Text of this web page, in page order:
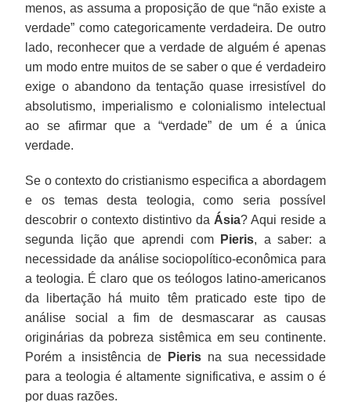
menos, as assuma a proposição de que “não existe a
verdade” como categoricamente verdadeira. De outro
lado, reconhecer que a verdade de alguém é apenas
um modo entre muitos de se saber o que é verdadeiro
exige o abandono da tentação quase irresistível do
absolutismo, imperialismo e colonialismo intelectual
ao se afirmar que a “verdade” de um é a única
verdade.
Se o contexto do cristianismo especifica a abordagem
e os temas desta teologia, como seria possível
descobrir o contexto distintivo da Ásia? Aqui reside a
segunda lição que aprendi com
Pieris, a saber: a
necessidade da análise sociopolítico-econômica para
a teologia. É claro que os teólogos latino-americanos
da libertação há muito têm praticado este tipo de
análise social a fim de desmascarar as causas
originárias da pobreza sistêmica em seu continente.
Porém a insistência de
Pierisna sua necessidade
para a teologia é altamente significativa, e assim o é
por duas razões.